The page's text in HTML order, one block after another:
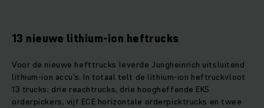
13 nieuwe lithium-ion heftrucks
Voor de nieuwe hefttrucks leverde Jungheinrich uitsluitend
lithium-ion accu’s. In totaal telt de lithium-ion heftruckvloot
13 trucks; drie reachtrucks, drie hoogheffende EKS
orderpickers, vijf ECE horizontale orderpicktrucks en twee